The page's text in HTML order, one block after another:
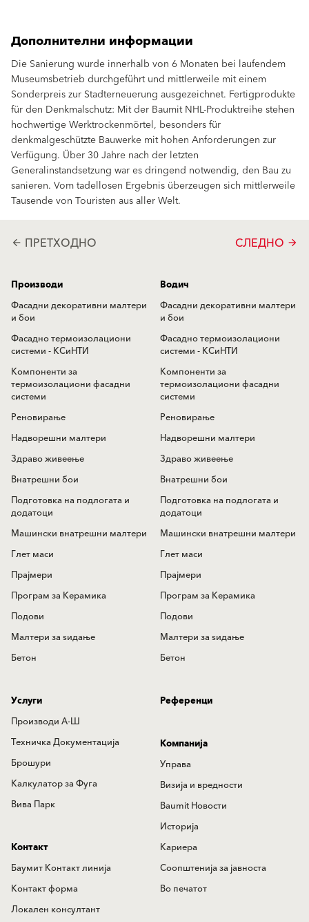
Дополнителни информации
Die Sanierung wurde innerhalb von 6 Monaten bei laufendem
Museumsbetrieb durchgeführt und mittlerweile mit einem
Sonderpreis zur Stadterneuerung ausgezeichnet. Fertigprodukte
für den Denkmalschutz: Mit der Baumit NHL-Produktreihe stehen
hochwertige Werktrockenmörtel, besonders für
denkmalgeschützte Bauwerke mit hohen Anforderungen zur
Verfügung. Über 30 Jahre nach der letzten
Generalinstandsetzung war es dringend notwendig, den Bau zu
sanieren. Vom tadellosen Ergebnis überzeugen sich mittlerweile
Tausende von Touristen aus aller Welt.
arrow_back ПРЕТХОДНО СЛЕДНО arrow_forward
Производи
Фасадни декоративни малтери
и бои
Фасадно термоизолациони
системи - КСиНТИ
Компоненти за
термоизолациони фасадни
системи
Реновирање
Надворешни малтери
Здраво живеење
Внатрешни бои
Подготовка на подлогата и
додатоци
Машински внатрешни малтери
Глет маси
Прајмери
Програм за Керамика
Подови
Mалтери за ѕидањe
Бетон
Водич
Фасадни декоративни малтери
и бои
Фасадно термоизолациони
системи - КСиНТИ
Компоненти за
термоизолациони фасадни
системи
Реновирање
Надворешни малтери
Здраво живеење
Внатрешни бои
Подготовка на подлогата и
додатоци
Машински внатрешни малтери
Глет маси
Прајмери
Програм за Керамика
Подови
Mалтери за ѕидањe
Бетон
Услуги
Производи А-Ш
Техничка Документација
Брошури
Калкулатор за Фуга
Вива Парк
Референци
Компанија
Управа
Визија и вредности
Baumit Новости
Историја
Кариера
Соопштенија за јавноста
Во печатот
Контакт
Баумит Контакт линија
Контакт форма
Локален консултант